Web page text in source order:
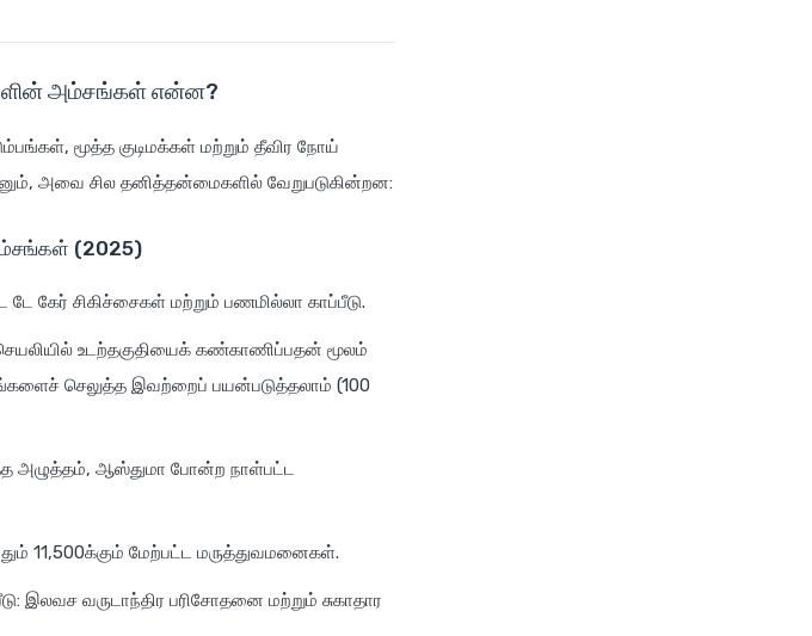
அம்சங்கள் என்ன?
மூத்த குடிமக்கள் மற்றும் தீவிர நோய்
அவை சில தனித்தன்மைகளில் வேறுபடுகின்றன:
அம்சங்கள் (2025)
கேர் சிகிச்சைகள் மற்றும் பணமில்லா காப்பீடு.
உடற்தகுதியைக் கண்காணிப்பதன் மூலம்
செலுத்த இவற்றைப் பயன்படுத்தலாம் (100
அழுத்தம், ஆஸ்துமா போன்ற நாள்பட்ட
11,500க்கும் மேற்பட்ட மருத்துவமனைகள்.
இலவச வருடாந்திர பரிசோதனை மற்றும் சுகாதார